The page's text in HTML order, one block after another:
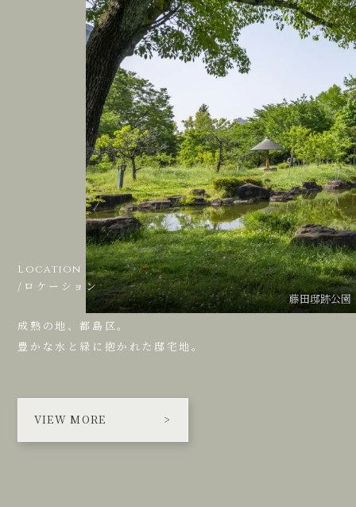
藤田邸跡公園
Location
/ロケーション
成熟の地、都島区。
豊かな水と緑に抱かれた邸宅地。
VIEW MORE